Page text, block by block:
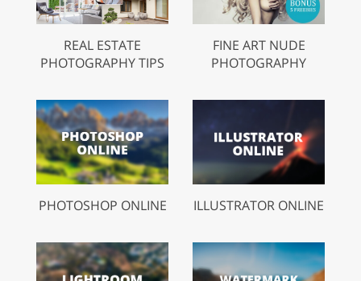
REAL ESTATE
PHOTOGRAPHY TIPS
FINE ART NUDE
PHOTOGRAPHY
PHOTOSHOP ONLINE ILLUSTRATOR ONLINE